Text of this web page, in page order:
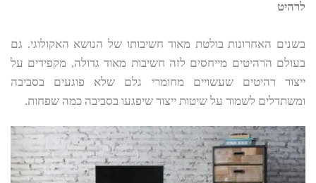
לרהיט
בשנים האחרונות בולטת מאוד חשיבותו של הנושא האקולוגי. גם
בעולם הרהיטים מייחסים לזה חשיבות מאוד גדולה, מקפידים על
ייצור רהיטים שעשויים מחומרי גלם שלא פוגעים בסביבה
ומשתדלים לשמור על שיטות ייצור שיפגעו בסביבה כמה שפחות.